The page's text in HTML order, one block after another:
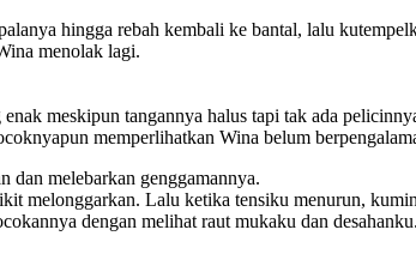
hingga rebah kembali ke bantal, lalu
menolak lagi.
meskipun tangannya halus tapi tak ada
memperlihatkan Wina belum
dan melebarkan genggamannya.
melonggarkan. Lalu ketika tensiku menurun,
dengan melihat raut mukaku dan